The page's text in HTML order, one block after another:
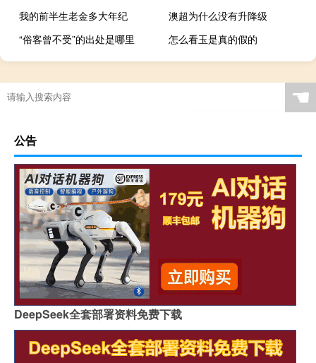
我的前半生老金多大年纪
澳超为什么没有升降级
“俗客曾不受”的出处是哪里
怎么看玉是真的假的
☚
公告
DeepSeek全套部署资料免费下载